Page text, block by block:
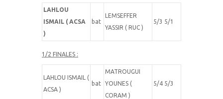
LAHLOU
ISMAIL ( ACSA
)
bat
LEMSEFFER
YASSIR ( RUC )
5/3 5/1
1/2 FINALES :
LAHLOU ISMAIL (
ACSA )
bat
MATROUGUI
YOUNES (
CORAM )
5/4 5/3